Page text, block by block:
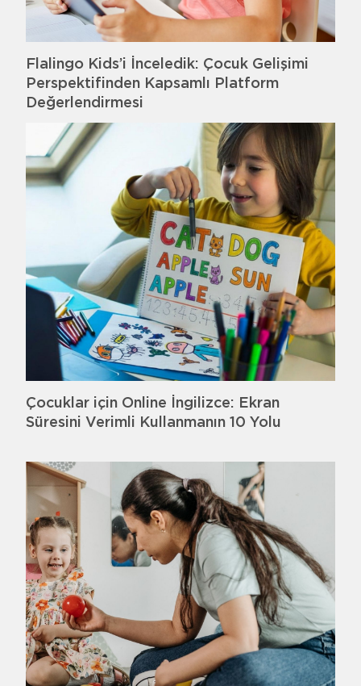
Flalingo Kids’i İnceledik: Çocuk Gelişimi
Perspektifinden Kapsamlı Platform
Değerlendirmesi
Çocuklar için Online İngilizce: Ekran
Süresini Verimli Kullanmanın 10 Yolu